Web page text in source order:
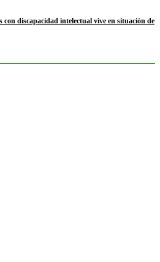
con discapacidad intelectual vive en situación de